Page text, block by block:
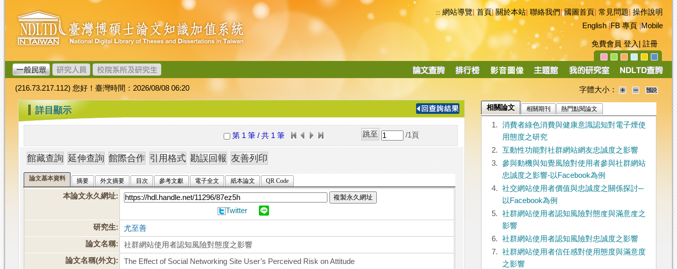
跳
到
主
要
內
容
臺
灣
博
碩
士
論
文
加
值
系
統
::: 網站導覽|首頁|關於本站 聯絡我們|國圖首頁 常見問題|操作說明
English|FB 專頁|Mobile
免費會員 登入 註冊
導
(216.73.217.112) 您好！臺灣時間：2026/08/08 06:20 字體大小：
::: 詳目顯示
第 1 筆 / 共 1 筆 /1 頁
論文基本資料 摘要 外文摘要 目次 參考文獻 電子全文 紙本論文 QR Code
本論文永久網址: 複製永久網址
Twitter
研究生:
尤至善
論文名稱:
社群網站使用者認知風險對態度之影響
論文名稱(外文):
The Effect of Social Networking Site User’s Perceived Risk on Attitude
相關論文 相關期刊 熱門點閱論文
1.
消費者綠色消費與健康意識認知對電子煙使
用態度之研究
2.
互動性功能對社群網站網友忠誠度之影響
3.
參與動機與知覺風險對使用者參與社群網站
忠誠度之影響-以Facebook為例
4.
社交網站使用者價值與忠誠度之關係探討─
以Facebook為例
5.
社群網站使用者認知風險對態度與滿意度之
影響
6.
社群網站使用者認知風險對忠誠度之影響
7.
社群網站使用者信任感對使用態度與滿意度
之影響